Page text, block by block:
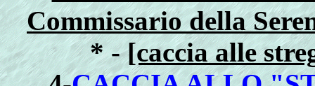
Commissario della
* -[caccia alle